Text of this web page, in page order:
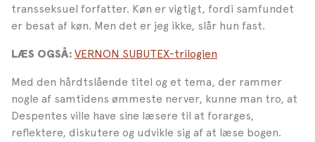
transseksuel forfatter. Køn er vigtigt, fordi samfundet
er besat af køn. Men det er jeg ikke, slår hun fast.
LÆS OGSÅ: VERNON SUBUTEX-trilogien
Med den hårdtslående titel og et tema, der rammer
nogle af samtidens ømmeste nerver, kunne man tro, at
Despentes ville have sine læsere til at forarges,
reflektere, diskutere og udvikle sig af at læse bogen.